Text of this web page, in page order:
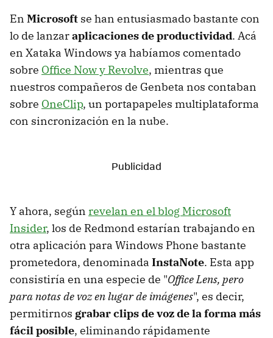
En Microsoft se han entusiasmado bastante con
lo de lanzaraplicaciones de productividad. Acá
en Xataka Windows ya habíamos comentado
sobre Office Now y Revolve, mientras que
nuestros compañeros de Genbeta nos contaban
sobre OneClip, un portapapeles multiplataforma
con sincronización en la nube.
Y ahora, según revelan en el blog Microsoft
Insider, los de Redmond estarían trabajando en
otra aplicación para Windows Phone bastante
prometedora, denominada InstaNote. Esta app
consistiría en una especie de "Office Lens, pero
para notas de voz en lugar de imágenes", es decir,
permitirnos grabar clips de voz de la forma más
fácil posible, eliminando rápidamente